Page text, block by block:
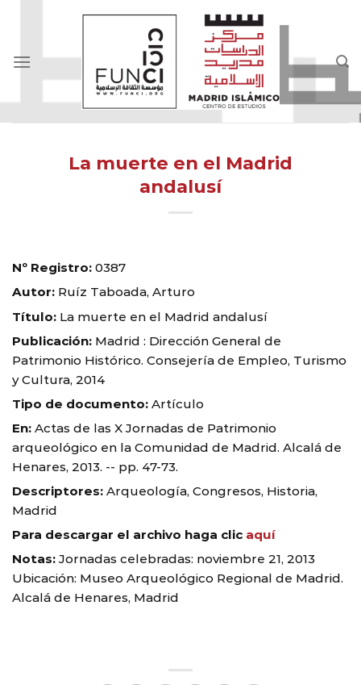
La muerte en el Madrid
andalusí
Nº Registro: 0387
Autor: Ruíz Taboada, Arturo
Título: La muerte en el Madrid andalusí
Publicación: Madrid : Dirección General de
Patrimonio Histórico. Consejería de Empleo, Turismo
y Cultura, 2014
Tipo de documento: Artículo
En: Actas de las X Jornadas de Patrimonio
arqueológico en la Comunidad de Madrid. Alcalá de
Henares, 2013. -- pp. 47-73.
Descriptores: Arqueología, Congresos, Historia,
Madrid
Para descargar el archivo haga clic aquí
Notas: Jornadas celebradas: noviembre 21, 2013
Ubicación: Museo Arqueológico Regional de Madrid.
Alcalá de Henares, Madrid